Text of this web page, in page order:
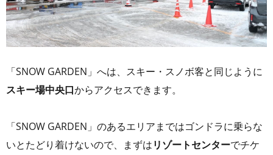
「SNOW GARDEN」へは、スキー・スノボ客と同じように
スキー場中央口からアクセスできます。
「SNOW GARDEN」のあるエリアまではゴンドラに乗らな
いとたどり着けないので、まずはリゾートセンターでチケ